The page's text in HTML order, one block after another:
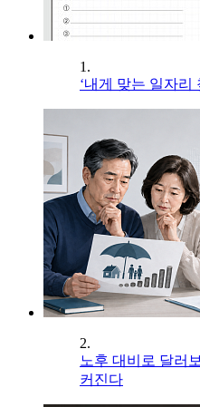
1.
‘내게 맞는 일자리
2.
노후 대비로 달러
커진다